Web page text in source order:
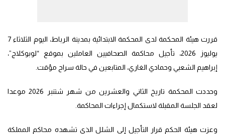
قررت هيئة المحكمة لدى المحكمة الابتدائية بمدينة الرباط، اليوم الثلاثاء 7
يوليوز 2026، تأجيل محاكمة الصحافيين العاملين بموقع “لوبوكلاج”،
إبراهيم الشعبي وحمادي الغاري، المتابعين في حالة سراح مؤقت.
وحددت المحكمة تاريخ الثاني والعشرين من شهر شتنبر 2026 موعدا
لعقد الجلسة المقبلة لاستكمال إجراءات المحاكمة.
وعزت هيئة الحكم قرار التأجيل إلى الشلل الذي تشهده محاكم المملكة